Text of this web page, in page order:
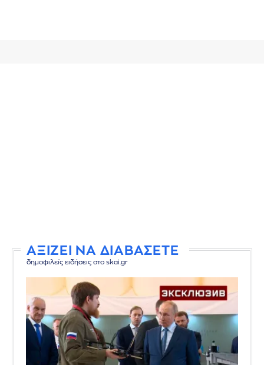
ΑΞΙΖΕΙ ΝΑ ΔΙΑΒΑΣΕΤΕ
δημοφιλείς ειδήσεις στο skai.gr